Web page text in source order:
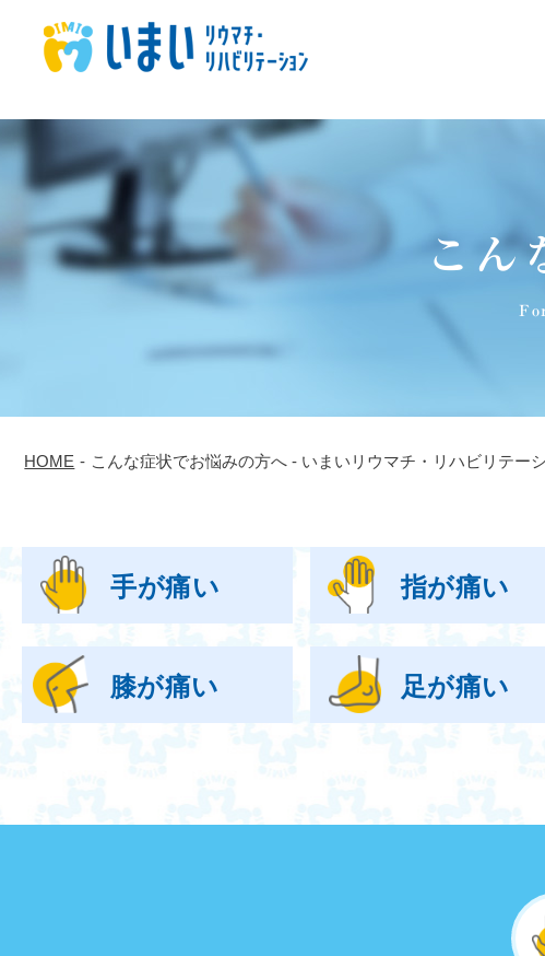
こん
HOME - こんな症状でお悩みの方へ - いまいリウマチ・リハビリテー
手が痛い 指が痛い
膝が痛い 足が痛い